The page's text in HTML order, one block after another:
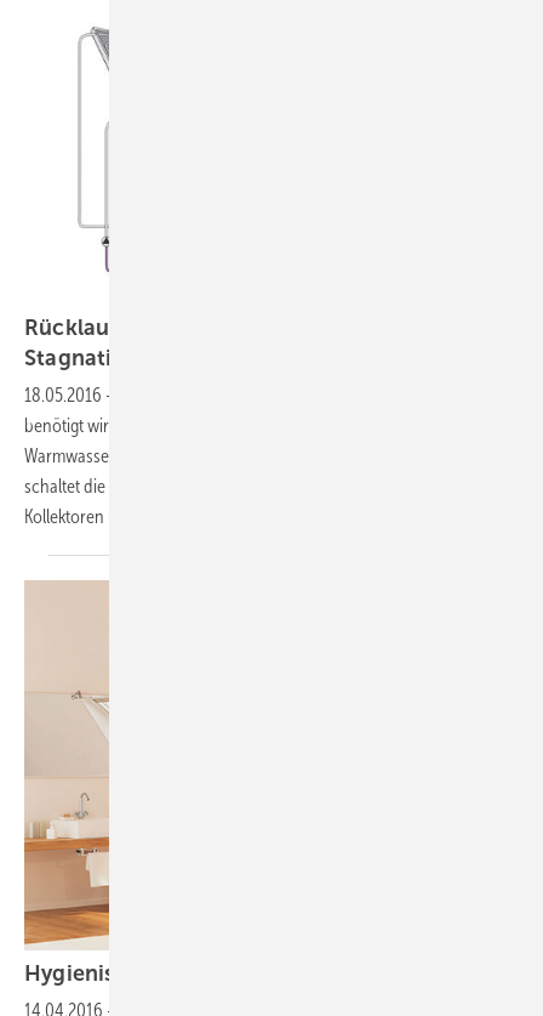
Rücklaufgeführtes Solarsystem gegen
Stagnation
18.05.2016 -
benötigt wird. Ist keine Wärmeabnahme vorhanden und der
Warmwasserspeicher vollständig bis zur Wunschtemperatur gefüllt,
schaltet die Solarpumpe ab. Die Solarflüssigkeit fließt dann aus den
Kollektoren und den Leitungen der Anlage in die
Hygienische
14.04.2016 -